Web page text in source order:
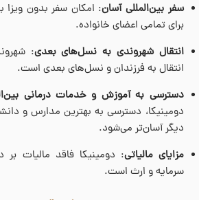
سفر بین‌المللی آسان: امکان سفر بدون ویزا
برای تمامی اعضای خانواده.
انتقال شهروندی به نسل‌های بعدی:
انتقال به فرزندان و نسل‌های بعدی است.
دسترسی به آموزش و خدمات درمانی
دومینیکا، دسترسی به بهترین مدارس و
دیگر آسان‌تر می‌شود.
مزایای مالیاتی: دومینیکا فاقد مالیات بر
سرمایه و ارث است.